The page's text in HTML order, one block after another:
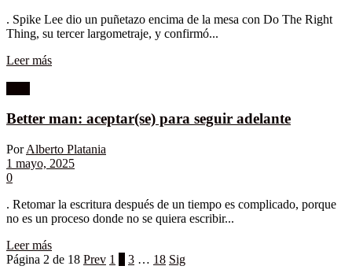
. Spike Lee dio un puñetazo encima de la mesa con Do The Right
Thing, su tercer largometraje, y confirmó...
Leer más
Better man: aceptar(se) para seguir adelante
Por Alberto Platania
1 mayo, 2025
0
. Retomar la escritura después de un tiempo es complicado, porque
no es un proceso donde no se quiera escribir...
Leer más
Página 2 de 18 Prev 1 3 … 18 Sig